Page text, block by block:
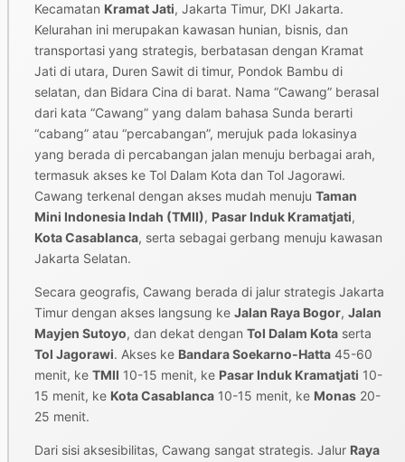
Kecamatan Kramat Jati, Jakarta Timur, DKI Jakarta.
Kelurahan ini merupakan kawasan hunian, bisnis, dan
transportasi yang strategis, berbatasan dengan Kramat
Jati di utara, Duren Sawit di timur, Pondok Bambu di
selatan, dan Bidara Cina di barat. Nama “Cawang” berasal
dari kata “Cawang” yang dalam bahasa Sunda berarti
“cabang” atau “percabangan”, merujuk pada lokasinya
yang berada di percabangan jalan menuju berbagai arah,
termasuk akses ke Tol Dalam Kota dan Tol Jagorawi.
Cawang terkenal dengan akses mudah menuju Taman
Mini Indonesia Indah (TMII), Pasar Induk Kramatjati,
Kota Casablanca, serta sebagai gerbang menuju kawasan
Jakarta Selatan.
Secara geografis, Cawang berada di jalur strategis Jakarta
Timur dengan akses langsung ke Jalan Raya Bogor, Jalan
Mayjen Sutoyo, dan dekat dengan Tol Dalam Kotaserta
Tol Jagorawi. Akses ke Bandara Soekarno-Hatta45-60
menit, ke TMII 10-15 menit, ke Pasar Induk Kramatjati 10-
15 menit, ke Kota Casablanca10-15 menit, ke Monas20-
25 menit.
Dari sisi aksesibilitas, Cawang sangat strategis. Jalur Raya